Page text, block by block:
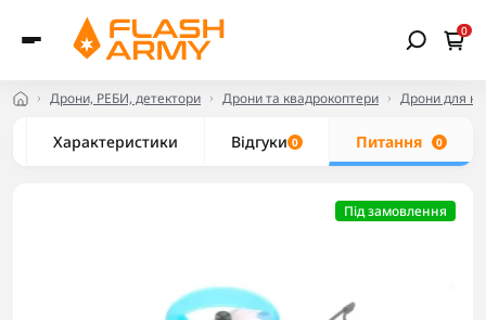
0
Дрони, РЕБИ, детектори Дрони та квадрокоптери Дрони для
Характеристики Відгуки 0 Питання 0
Під замовлення